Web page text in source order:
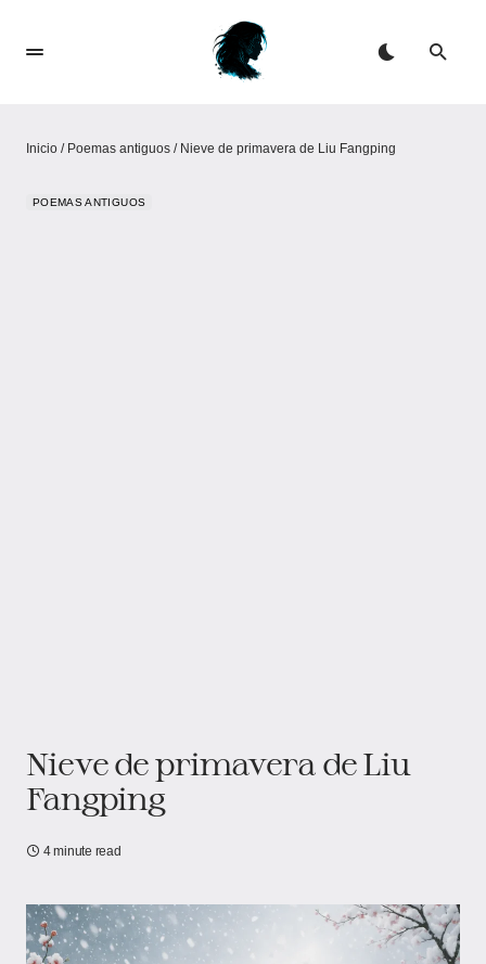
Inicio / Poemas antiguos / Nieve de primavera de Liu Fangping
POEMAS ANTIGUOS
Nieve de primavera de Liu
Fangping
4 minute read